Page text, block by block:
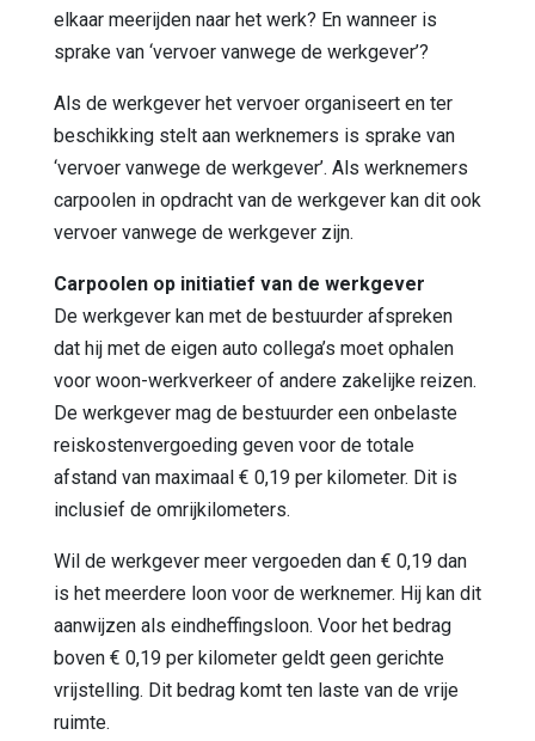
elkaar meerijden naar het werk? En wanneer is
sprake van ‘vervoer vanwege de werkgever’?
Als de werkgever het vervoer organiseert en ter
beschikking stelt aan werknemers is sprake van
‘vervoer vanwege de werkgever’. Als werknemers
carpoolen in opdracht van de werkgever kan dit ook
vervoer vanwege de werkgever zijn.
Carpoolen op initiatief van de werkgever
De werkgever kan met de bestuurder afspreken
dat hij met de eigen auto collega’s moet ophalen
voor woon-werkverkeer of andere zakelijke reizen.
De werkgever mag de bestuurder een onbelaste
reiskostenvergoeding geven voor de totale
afstand van maximaal € 0,19 per kilometer. Dit is
inclusief de omrijkilometers.
Wil de werkgever meer vergoeden dan € 0,19 dan
is het meerdere loon voor de werknemer. Hij kan dit
aanwijzen als eindheffingsloon. Voor het bedrag
boven € 0,19 per kilometer geldt geen gerichte
vrijstelling. Dit bedrag komt ten laste van de vrije
ruimte.